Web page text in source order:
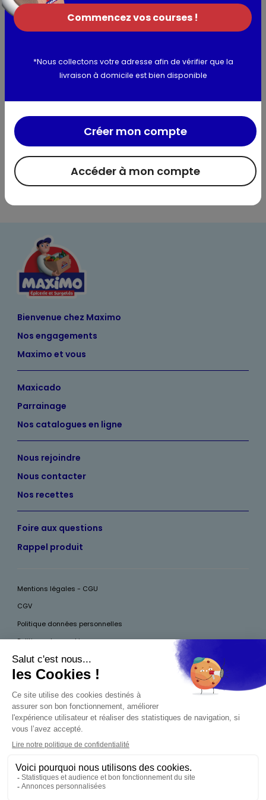
dextrose, ail.
Valeurs nutritionnelles
Informations complémentaires
Bienvenue chez Maximo
Nos engagements
Maximo et vous
Maxicado
Parrainage
Nos catalogues en ligne
Nous rejoindre
Nous contacter
Nos recettes
Foire aux questions
Rappel produit
Mentions légales - CGU
CGV
Politique données personnelles
Politique des cookies
Accessibilité
Pour votre santé, mangez au moins cinq fruits et légumes par jour, plus
d’infos surwww.mangerbouger.fr
aux mineurs de moins de 18 ans
La preuve de majorité de l'acheteur est exigée au
moment de la vente en ligne. CODE DE LA SANTÉ
Commencez vos courses !
*Nous collectons votre adresse afin de vérifier que la
livraison à domicile est bien disponible
Accéder à mon compte
Créer mon compte